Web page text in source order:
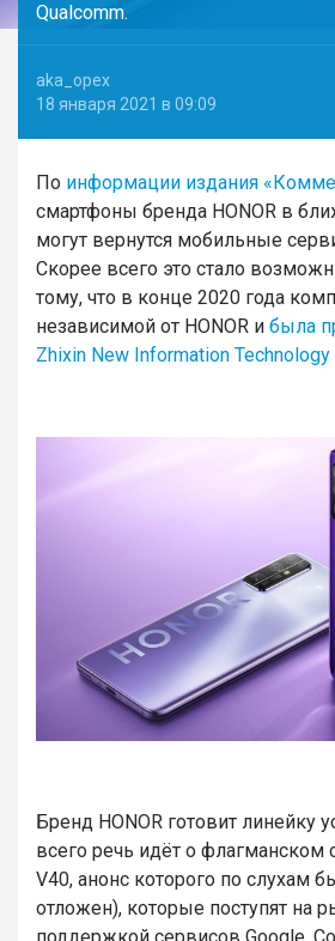
Qualcomm.
aka_opex
18 января 2021 в 09:09
По информации издания
смартфоны бренда HONOR в
могут вернутся мобильные
Скорее всего это стало
тому, что в конце 2020 года
независимой от HONOR и была
Zhixin New Information Technology
Бренд HONOR готовит линейку
всего речь идёт о флагманском
V40, анонс которого по слухам
отложен), которые поступят на